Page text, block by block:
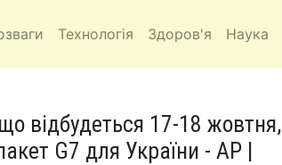
Технологія Здоров'я Наука
відбудеться 17-18 жовтня,
G7 для України - AP |